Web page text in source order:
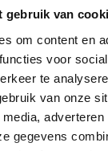
gebruik van
om content en
voor
te
van onze
gegevens